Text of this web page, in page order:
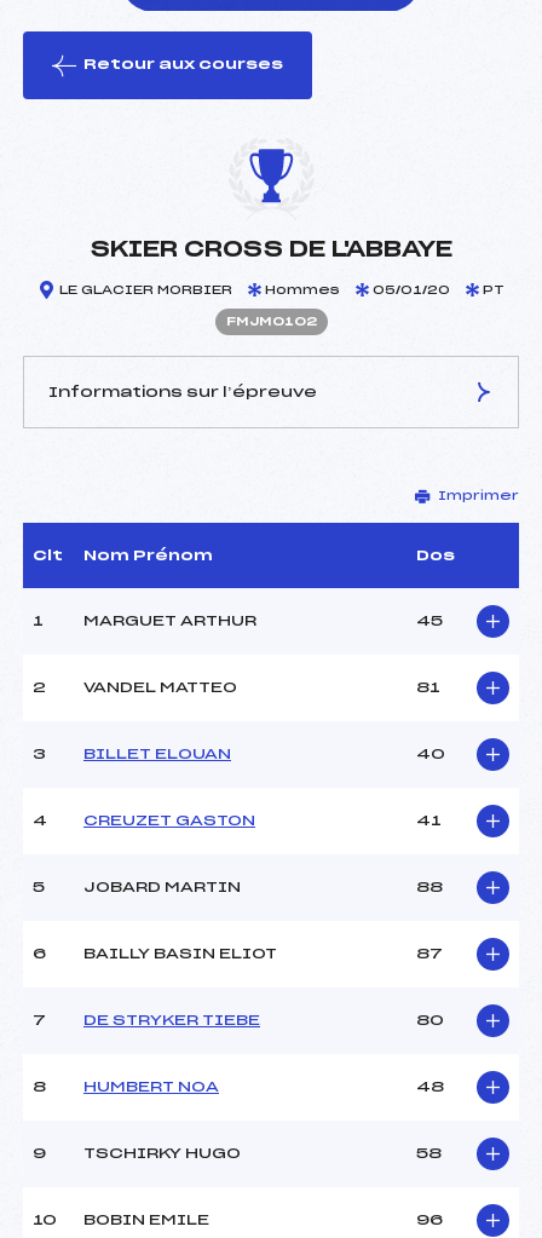
le ski
Retour aux courses
SKIER CROSS DE L'ABBAYE
LE GLACIER MORBIER Hommes 05/01/20 PT
FMJM0102
Informations sur l’épreuve
LEYDER CECILE ()
D.T Adjoint :
–
Dir. Epreuve :
MUSSILLON LAURENT ()
MORBIER
Point Bas :
U11
Imprimer
Clt Nom Prénom Dos
1 MARGUET ARTHUR 45
2 VANDEL MATTEO 81
3 BILLET ELOUAN 40
4 CREUZET GASTON 41
5 JOBARD MARTIN 88
6 BAILLY BASIN ELIOT 87
7 DE STRYKER TIEBE 80
8 HUMBERT NOA 48
9 TSCHIRKY HUGO 58
10 BOBIN EMILE 96